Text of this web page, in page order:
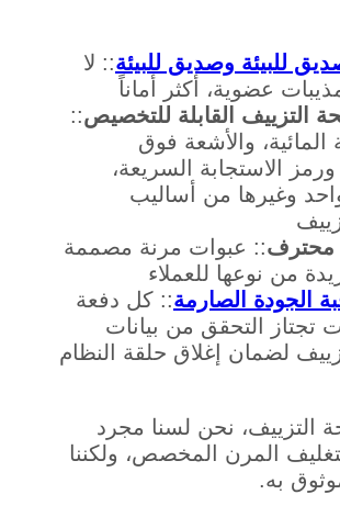
للبيئة وصديق للبيئة:: لا
عضوية، أكثر أماناً
التزييف القابلة للتخصيص::
المائية، والأشعة فوق
ورمز الاستجابة السريعة،
وغيرها من أساليب
محترف:: عبوات مرنة مصممة
من نوعها للعملاء
الجودة الصارمة:: كل دفعة
تجتاز التحقق من بيانات
لضمان إغلاق حلقة النظام
التزييف، نحن لسنا مجرد
المرن المخصص، ولكننا
به.